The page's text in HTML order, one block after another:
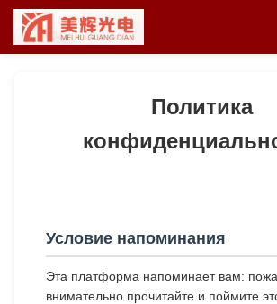
Политика
Условие напоминания
Эта платформа напоминает вам:
внимательно прочитайте и поймите